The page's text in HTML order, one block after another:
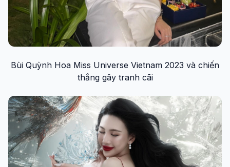
Bùi Quỳnh Hoa Miss Universe Vietnam 2023 và chiến
thắng gây tranh cãi